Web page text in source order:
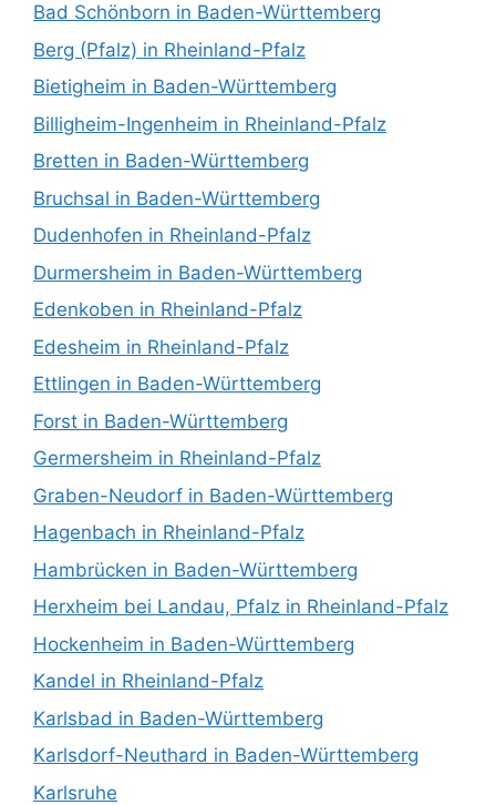
Bad Schönborn in Baden-Württemberg
Berg (Pfalz) in Rheinland-Pfalz
Bietigheim in Baden-Württemberg
Billigheim-Ingenheim in Rheinland-Pfalz
Bretten in Baden-Württemberg
Bruchsal in Baden-Württemberg
Dudenhofen in Rheinland-Pfalz
Durmersheim in Baden-Württemberg
Edenkoben in Rheinland-Pfalz
Edesheim in Rheinland-Pfalz
Ettlingen in Baden-Württemberg
Forst in Baden-Württemberg
Germersheim in Rheinland-Pfalz
Graben-Neudorf in Baden-Württemberg
Hagenbach in Rheinland-Pfalz
Hambrücken in Baden-Württemberg
Herxheim bei Landau, Pfalz in Rheinland-Pfalz
Hockenheim in Baden-Württemberg
Kandel in Rheinland-Pfalz
Karlsbad in Baden-Württemberg
Karlsdorf-Neuthard in Baden-Württemberg
Karlsruhe